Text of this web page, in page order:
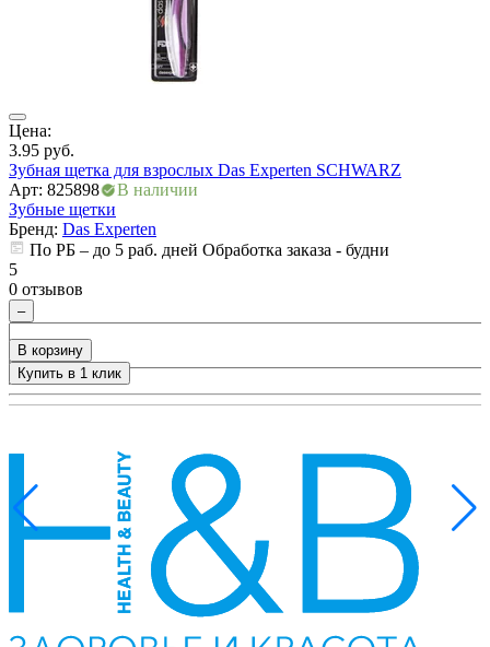
Цена:
3.95 руб.
Зубная щетка для взрослых Das Experten SCHWARZ
Арт: 825898
В наличии
Зубные щетки
Бренд: Das Experten
По РБ – до 5 раб. дней Обработка заказа - будни
5
0 отзывов
–
+
В корзину
Купить в 1 клик